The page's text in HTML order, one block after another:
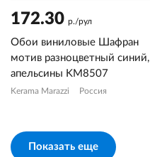
172.30 р./рул
Обои виниловые Шафран
мотив разноцветный синий,
апельсины KM8507
Kerama Marazzi Россия
Показать еще